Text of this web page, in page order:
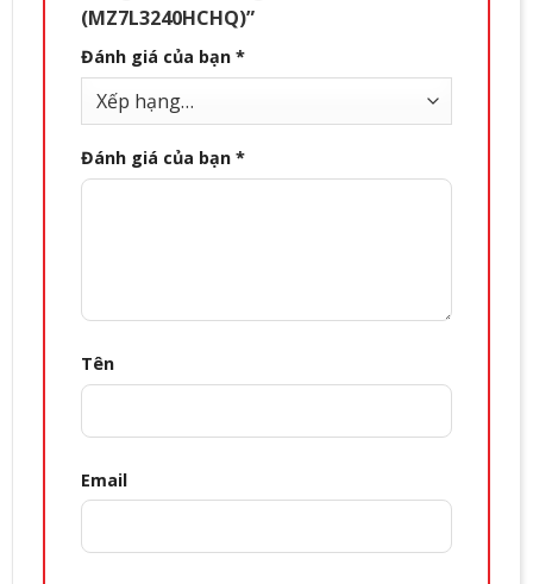
(MZ7L3240HCHQ)”
Đánh giá của bạn *
Đánh giá của bạn *
Tên
Email